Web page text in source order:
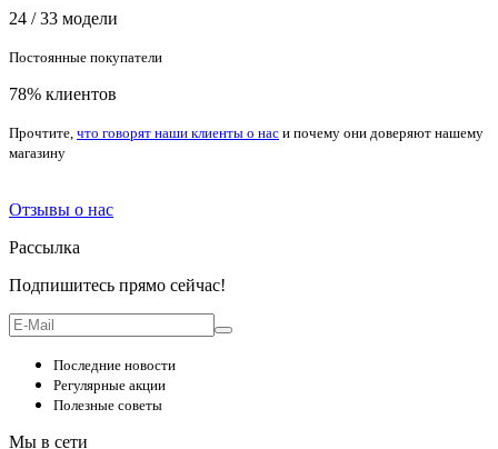
24 / 33 модели
Постоянные покупатели
78% клиентов
Прочтите, что говорят наши клиенты о нас и почему они доверяют нашему
магазину
Отзывы о нас
Рассылка
Подпишитесь прямо сейчас!
Последние новости
Регулярные акции
Полезные советы
Мы в сети